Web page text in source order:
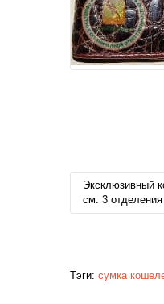
Эксклюзивный
см. 3
Тэги: сумка